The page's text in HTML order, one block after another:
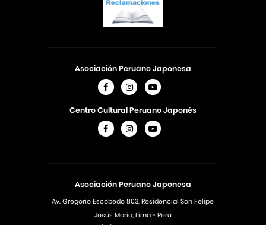
Asociación Peruano Japonesa
Av. Gregorio Escobedo 803, Residencial San Felipe
Jesús Maria, Lima - Perú
Asociación Peruano Japonesa
Centro Cultural Peruano Japonés